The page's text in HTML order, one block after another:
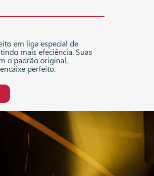
em liga especial de
mais efeciência. Suas
o padrão original,
perfeito.